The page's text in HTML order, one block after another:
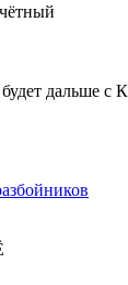
дальше с